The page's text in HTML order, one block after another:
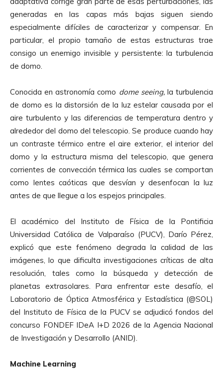
generadas en las capas más bajas siguen siendo
especialmente difíciles de caracterizar y compensar. En
particular, el propio tamaño de estas estructuras trae
consigo un enemigo invisible y persistente: la turbulencia
de domo.
Conocida en astronomía como dome seeing,la turbulencia
de domo es la distorsión de la luz estelar causada por el
aire turbulento y las diferencias de temperatura dentro y
alrededor del domo del telescopio. Se produce cuando hay
un contraste térmico entre el aire exterior, el interior del
domo y la estructura misma del telescopio, que genera
corrientes de convección térmica las cuales se comportan
como lentes caóticas que desvían y desenfocan la luz
antes de que llegue a los espejos principales.
El académico del Instituto de Física de la Pontificia
Universidad Católica de Valparaíso (PUCV), Darío Pérez,
explicó que este fenómeno degrada la calidad de las
imágenes, lo que dificulta investigaciones críticas de alta
resolución, tales como la búsqueda y detección de
planetas extrasolares. Para enfrentar este desafío, el
Laboratorio de Óptica Atmosférica y Estadística (@SOL)
del Instituto de Física de la PUCV se adjudicó fondos del
concurso FONDEF IDeA I+D 2026 de la Agencia Nacional
de Investigación y Desarrollo (ANID).
Machine Learning